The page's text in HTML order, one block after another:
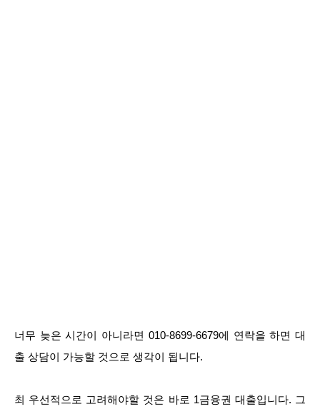
너무 늦은 시간이 아니라면 010-8699-6679에 연락을 하면 대
출 상담이 가능할 것으로 생각이 됩니다.
최 우선적으로 고려해야할 것은 바로 1금융권 대출입니다. 그